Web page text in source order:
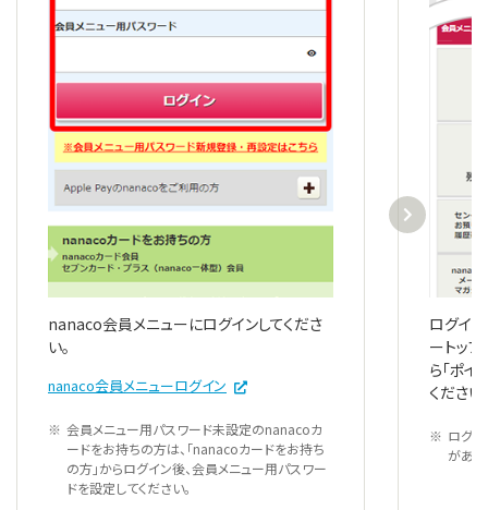
nanaco会員メニューにログインしてくださ
い。
nanaco会員メニューログイン
会員メニュー用パスワード未設定のnanacoカ
ードをお持ちの方は、「nanacoカードをお持ち
の方」からログイン後、会員メニュー用パスワー
ドを設定してください。
ログイ
ートッ
ら「ポイ
ください
ログ
があり